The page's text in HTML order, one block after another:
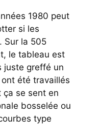
1980 peut
si les
Sur la 505
le tableau est
juste greffé un
été travaillés
ça se sent en
bosselée ou
type